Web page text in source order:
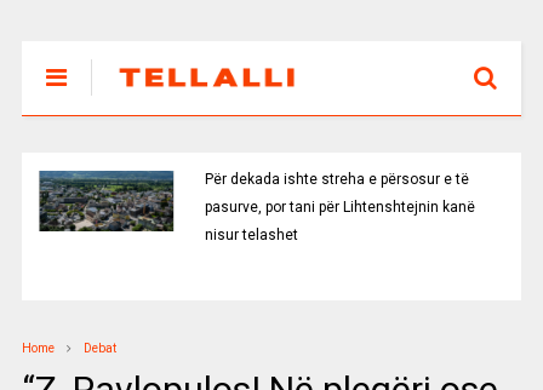
Për dekada ishte streha e përsosur e të
pasurve, por tani për Lihtenshtejnin kanë
nisur telashet
Home Debat